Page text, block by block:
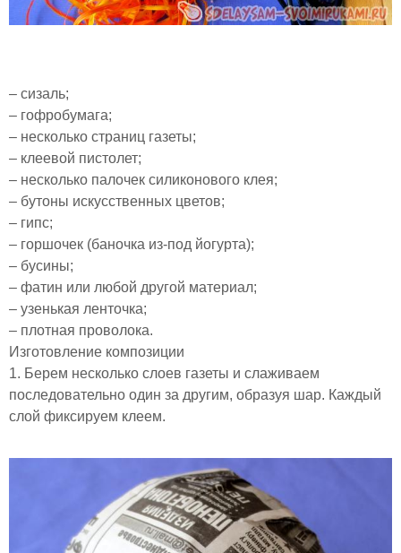
– сизаль;
– гофробумага;
– несколько страниц газеты;
– клеевой пистолет;
– несколько палочек силиконового клея;
– бутоны искусственных цветов;
– гипс;
– горшочек (баночка из-под йогурта);
– бусины;
– фатин или любой другой материал;
– узенькая ленточка;
– плотная проволока.
Изготовление композиции
1. Берем несколько слоев газеты и слаживаем
последовательно один за другим, образуя шар. Каждый
слой фиксируем клеем.